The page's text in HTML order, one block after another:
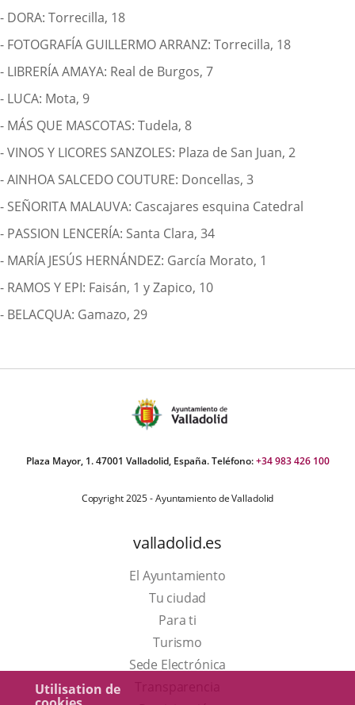
Utilisation de
- DORA: Torrecilla, 18
- FOTOGRAFÍA GUILLERMO ARRANZ: Torrecilla, 18
- LIBRERÍA AMAYA: Real de Burgos, 7
- LUCA: Mota, 9
- MÁS QUE MASCOTAS: Tudela, 8
- VINOS Y LICORES SANZOLES: Plaza de San Juan, 2
- AINHOA SALCEDO COUTURE: Doncellas, 3
- SEÑORITA MALAUVA: Cascajares esquina Catedral
- PASSION LENCERÍA: Santa Clara, 34
- MARÍA JESÚS HERNÁNDEZ: García Morato, 1
- RAMOS Y EPI: Faisán, 1 y Zapico, 10
- BELACQUA: Gamazo, 29
Plaza Mayor, 1. 47001 Valladolid, España. Teléfono:+34 983 426 100
Copyright 2025 - Ayuntamiento de Valladolid
valladolid.es
El Ayuntamiento
Tu ciudad
Para ti
TurismoEste
enlace
Sede Electrónica